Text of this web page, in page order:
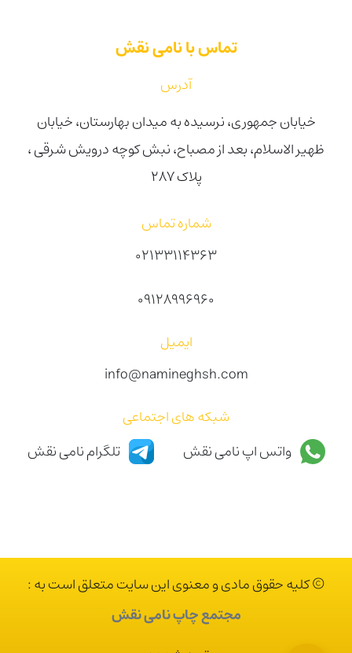
تماس با نامی نقش
آدرس
خیابان جمهوری، نرسیده به میدان بهارستان، خیابان
ظهیر الاسلام، بعد از مصباح، نبش کوچه درویش شرقی ،
پلاک ۲۸۷
شماره تماس
02133114363
09128996960
ایمیل
info@namineghsh.com
شبکه های اجتماعی
واتس اپ نامی نقش
تلگرام نامی نقش
© کلیه حقوق مادی و معنوی این سایت متعلق است به :
مجتمع چاپ نامی نقش